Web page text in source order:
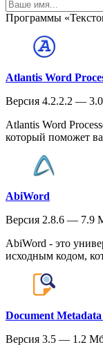
Программы
Atlantis Word
Версия 4.2.2.2 —
Atlantis Word
который поможет
AbiWord
Версия 2.8.6 — 7.9
AbiWord - это
исходным кодом,
Document
Версия 3.5 — 1.2